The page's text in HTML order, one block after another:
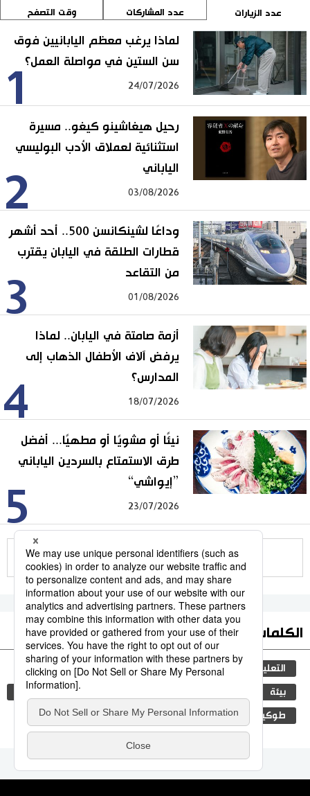
عدد الزيارات عدد المشاركات وقت التصفح
1
لماذا يرغب معظم اليابانيين فوق
سن الستين في مواصلة العمل؟
24/07/2026
2
رحيل هيغاشينو كيغو.. مسيرة
استثنائية لعملاق الأدب البوليسي
الياباني
03/08/2026
3
وداعًا لشينكانسن 500.. أحد أشهر
قطارات الطلقة في اليابان يقترب
من التقاعد
01/08/2026
4
أزمة صامتة في اليابان.. لماذا
يرفض آلاف الأطفال الذهاب إلى
المدارس؟
18/07/2026
5
نيئًا أو مشويًا أو مطهيًا... أفضل
طرق الاستمتاع بالسردين الياباني
”إيواشي“
23/07/2026
للمزيد
الكلمات الأكثر بحثا
التعليم الياباني جيجي برس ثقافة مجتمع
بيئة الحياة البرية اليابان
طوكيو